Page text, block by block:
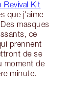
Revival Kit
que j'aime
masques
ce
prennent
de se
moment de
minute.